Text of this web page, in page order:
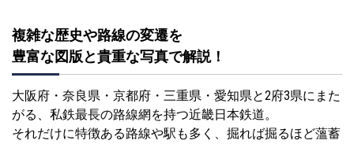
複雑な歴史や路線の変遷を
豊富な図版と貴重な写真で解説！
大阪府・奈良県・京都府・三重県・愛知県と2府3県にまた
がる、私鉄最長の路線網を持つ近畿日本鉄道。
それだけに特徴ある路線や駅も多く、掘れば掘るほど薀蓄